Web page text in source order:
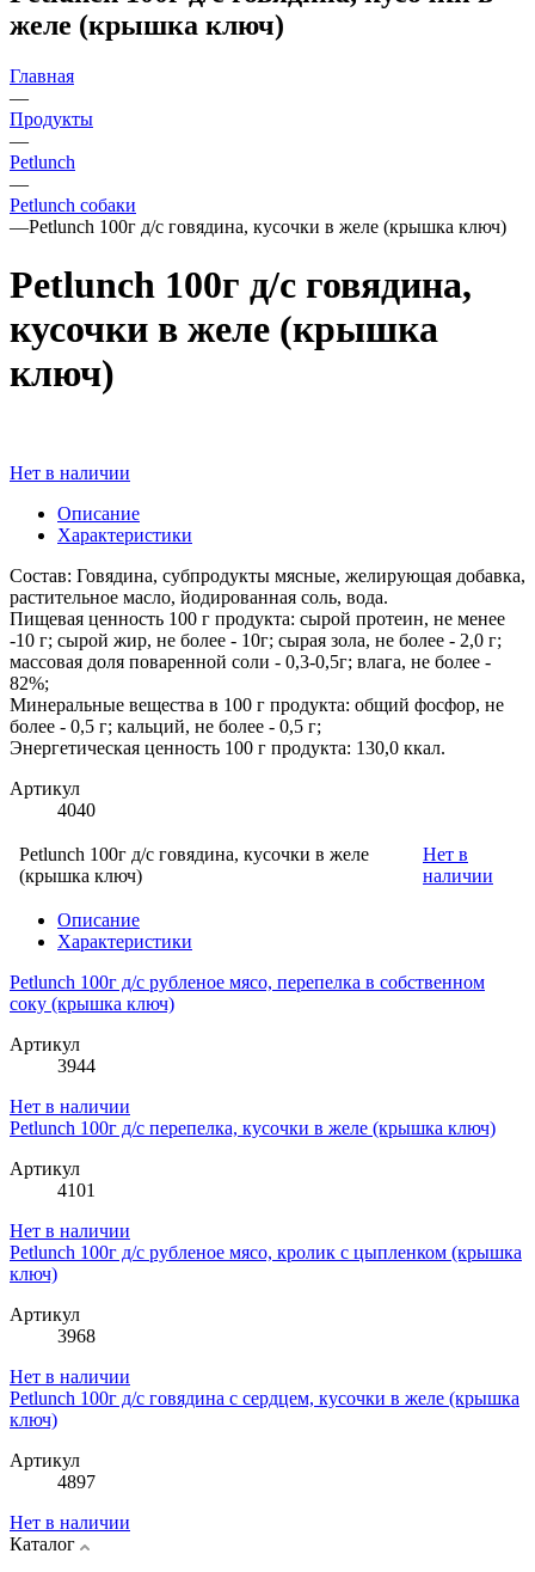
желе (крышка ключ)
Главная
—
Продукты
—
Petlunch
—
Petlunch собаки
—Petlunch 100г д/с говядина, кусочки в желе (крышка ключ)
Petlunch 100г д/с говядина,
кусочки в желе (крышка
ключ)
Нет в наличии
Описание
Характеристики
Состав: Говядина, субпродукты мясные, желирующая добавка,
растительное масло, йодированная соль, вода.
Пищевая ценность 100 г продукта: сырой протеин, не менее
-10 г; сырой жир, не более - 10г; сырая зола, не более - 2,0 г;
массовая доля поваренной соли - 0,3-0,5г; влага, не более -
82%;
Минеральные вещества в 100 г продукта: общий фосфор, не
более - 0,5 г; кальций, не более - 0,5 г;
Энергетическая ценность 100 г продукта: 130,0 ккал.
Артикул
4040
Petlunch 100г д/с говядина, кусочки в желе
(крышка ключ)
Нет в
наличии
Описание
Характеристики
Petlunch 100г д/с рубленое мясо, перепелка в собственном
соку (крышка ключ)
Артикул
3944
Нет в наличии
Petlunch 100г д/с перепелка, кусочки в желе (крышка ключ)
Артикул
4101
Нет в наличии
Petlunch 100г д/с рубленое мясо, кролик с цыпленком (крышка
ключ)
Артикул
3968
Нет в наличии
Petlunch 100г д/с говядина с сердцем, кусочки в желе (крышка
ключ)
Артикул
4897
Нет в наличии
Каталог